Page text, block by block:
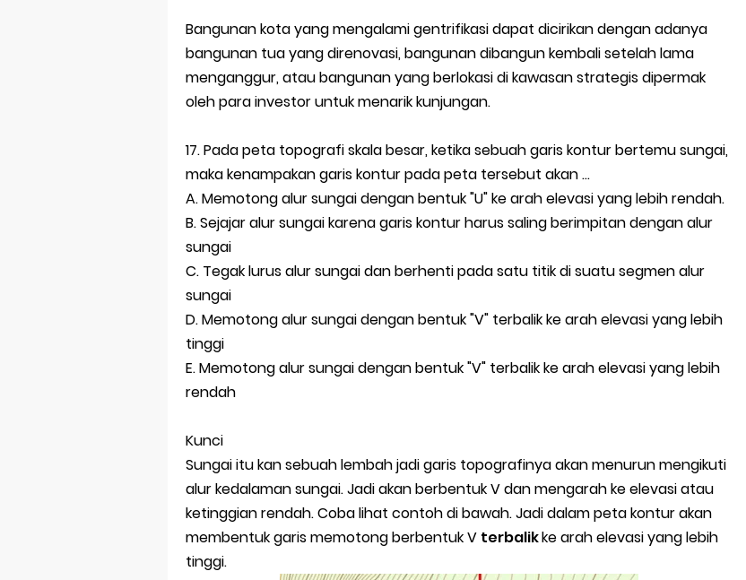
Bangunan kota yang mengalami gentrifikasi dapat dicirikan dengan adanya
bangunan tua yang direnovasi, bangunan dibangun kembali setelah lama
menganggur, atau bangunan yang berlokasi di kawasan strategis dipermak
oleh para investor untuk menarik kunjungan.
17. Pada peta topografi skala besar, ketika sebuah garis kontur bertemu sungai,
maka kenampakan garis kontur pada peta tersebut akan ...
A. Memotong alur sungai dengan bentuk "U" ke arah elevasi yang lebih rendah.
B. Sejajar alur sungai karena garis kontur harus saling berimpitan dengan alur
sungai
C. Tegak lurus alur sungai dan berhenti pada satu titik di suatu segmen alur
sungai
D. Memotong alur sungai dengan bentuk "V" terbalik ke arah elevasi yang lebih
tinggi
E. Memotong alur sungai dengan bentuk "V" terbalik ke arah elevasi yang lebih
rendah
Kunci
Sungai itu kan sebuah lembah jadi garis topografinya akan menurun mengikuti
alur kedalaman sungai. Jadi akan berbentuk V dan mengarah ke elevasi atau
ketinggian rendah. Coba lihat contoh di bawah. Jadi dalam peta kontur akan
membentuk garis memotong berbentuk V terbalikke arah elevasi yang lebih
tinggi.